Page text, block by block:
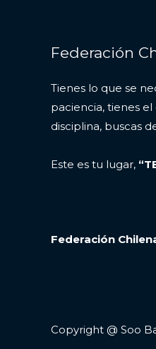
Federación
Tienes lo que se
paciencia, tienes
disciplina, buscas
Este es tu lugar,
Federación
Copyright @ Soo